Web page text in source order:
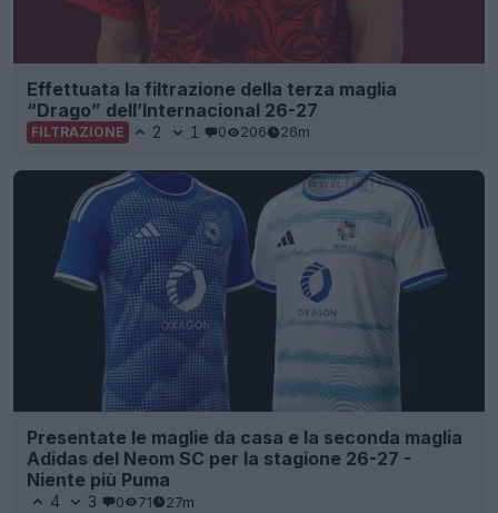
Effettuata la filtrazione della terza maglia
“Drago” dell’Internacional 26-27
FILTRAZIONE 2 1 0 206 26m
Presentate le maglie da casa e la seconda maglia
Adidas del Neom SC per la stagione 26-27 -
Niente più Puma
4 3 0 71 27m